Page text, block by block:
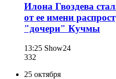
Илона Гвоздева
от ее имени
"дочери" Кучмы
13:25 Show24
332
25 октября